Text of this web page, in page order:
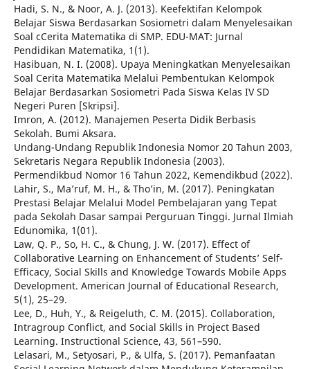
Hadi, S. N., & Noor, A. J. (2013). Keefektifan Kelompok
Belajar Siswa Berdasarkan Sosiometri dalam Menyelesaikan
Soal cCerita Matematika di SMP. EDU-MAT: Jurnal
Pendidikan Matematika, 1(1).
Hasibuan, N. I. (2008). Upaya Meningkatkan Menyelesaikan
Soal Cerita Matematika Melalui Pembentukan Kelompok
Belajar Berdasarkan Sosiometri Pada Siswa Kelas IV SD
Negeri Puren [Skripsi].
Imron, A. (2012). Manajemen Peserta Didik Berbasis
Sekolah. Bumi Aksara.
Undang-Undang Republik Indonesia Nomor 20 Tahun 2003,
Sekretaris Negara Republik Indonesia (2003).
Permendikbud Nomor 16 Tahun 2022, Kemendikbud (2022).
Lahir, S., Ma’ruf, M. H., & Tho’in, M. (2017). Peningkatan
Prestasi Belajar Melalui Model Pembelajaran yang Tepat
pada Sekolah Dasar sampai Perguruan Tinggi. Jurnal Ilmiah
Edunomika, 1(01).
Law, Q. P., So, H. C., & Chung, J. W. (2017). Effect of
Collaborative Learning on Enhancement of Students’ Self-
Efficacy, Social Skills and Knowledge Towards Mobile Apps
Development. American Journal of Educational Research,
5(1), 25–29.
Lee, D., Huh, Y., & Reigeluth, C. M. (2015). Collaboration,
Intragroup Conflict, and Social Skills in Project Based
Learning. Instructional Science, 43, 561–590.
Lelasari, M., Setyosari, P., & Ulfa, S. (2017). Pemanfaatan